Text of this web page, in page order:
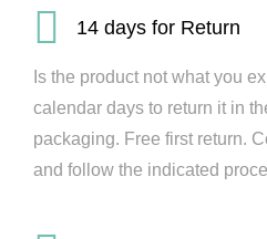
14 days for Return
Is the product not what you
calendar days to return it in
packaging. Free first return.
and follow the indicated